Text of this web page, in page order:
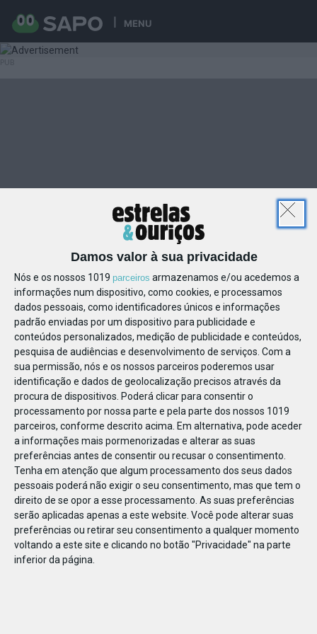
MENU
Damos valor à sua privacidade
Nós e os nossos 1019 parceiros armazenamos e/ou acedemos a
informações num dispositivo, como cookies, e processamos
dados pessoais, como identificadores únicos e informações
padrão enviadas por um dispositivo para publicidade e
conteúdos personalizados, medição de publicidade e conteúdos,
pesquisa de audiências e desenvolvimento de serviços. Com a
sua permissão, nós e os nossos parceiros poderemos usar
identificação e dados de geolocalização precisos através da
procura de dispositivos. Poderá clicar para consentir o
processamento por nossa parte e pela parte dos nossos 1019
parceiros, conforme descrito acima. Em alternativa, pode aceder
a informações mais pormenorizadas e alterar as suas
preferências antes de consentir ou recusar o consentimento.
Tenha em atenção que algum processamento dos seus dados
pessoais poderá não exigir o seu consentimento, mas que tem o
direito de se opor a esse processamento. As suas preferências
serão aplicadas apenas a este website. Você pode alterar suas
preferências ou retirar seu consentimento a qualquer momento
voltando a este site e clicando no botão "Privacidade" na parte
inferior da página.
1182592084327340